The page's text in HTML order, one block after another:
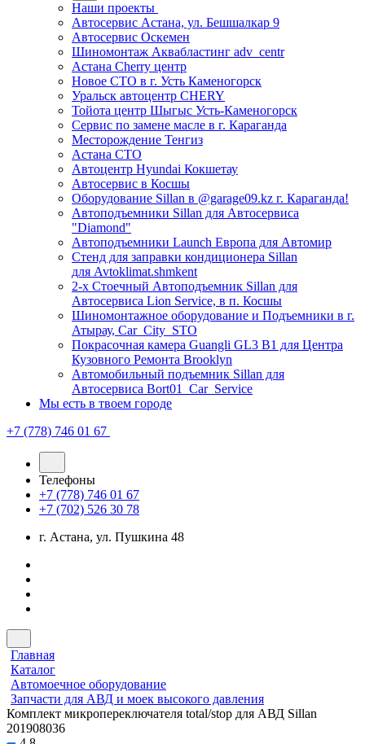
Наши проекты
Автосервис Астана, ул. Бешшалкар 9
Автосервис Оскемен
Шиномонтаж Аквабластинг adv_centr
Астана Cherry центр
Новое СТО в г. Усть Каменогорск
Уральск автоцентр CHERY
Тойота центр Шыгыс Усть-Каменогорск
Сервис по замене масле в г. Караганда
Месторождение Тенгиз
Астана СТО
Автоцентр Hyundai Кокшетау
Автосервис в Косшы
Оборудование Sillan в @garage09.kz г. Караганда!
Автоподъемники Sillan для Автосервиса
"Diamond"
Автоподъемники Launch Европа для Автомир
Стенд для заправки кондиционера Sillan
для Avtoklimat.shmkent
2-х Стоечный Автоподъемник Sillan для
Автосервиса Lion Service, в п. Косшы
Шиномонтажное оборудование и Подъемники в г.
Атырау, Car_City_STO
Покрасочная камера Guangli GL3 B1 для Центра
Кузовного Ремонта Brooklyn
Автомобильный подъемник Sillan для
Автосервиса Bort01_Car_Service
Мы есть в твоем городе
+7 (778) 746 01 67
Телефоны
+7 (778) 746 01 67
+7 (702) 526 30 78
г. Астана, ул. Пушкина 48
Главная
Каталог
Автомоечное оборудование
Запчасти для АВД и моек высокого давления
Комплект микропереключателя total/stop для АВД Sillan
201908036